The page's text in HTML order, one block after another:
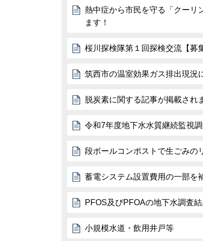
熱中症から市民を守る「クーリ
ます！
桜川探検隊第１回探検交流【募
筑西市の温室効果ガス排出現況
脱炭素に関する記事が掲載され
令和7年度地下水水質継続監視
段ボールコンポストで生ごみの
蓄電システム設置費用の一部を
PFOS及びPFOAの地下水調査
小規模水道・飲用井戸等